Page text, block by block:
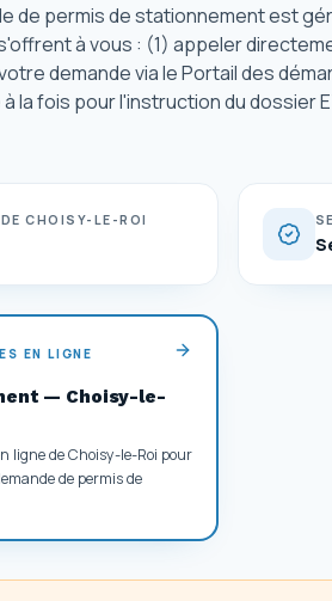
de permis de stationnement est
à vous : (1) appeler
demande via le Portail des
la fois pour l'instruction du dossier
CHOISY-LE-ROI
EN LIGNE
— Choisy-le-
ligne de Choisy-le-Roi pour
de permis de